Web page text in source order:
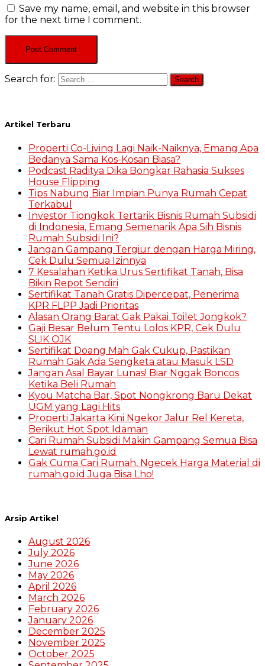
Save my name, email, and website in this browser
for the next time I comment.
Search for:
Artikel Terbaru
Properti Co-Living Lagi Naik-Naiknya, Emang Apa
Bedanya Sama Kos-Kosan Biasa?
Podcast Raditya Dika Bongkar Rahasia Sukses
House Flipping
Tips Nabung Biar Impian Punya Rumah Cepat
Terkabul
Investor Tiongkok Tertarik Bisnis Rumah Subsidi
di Indonesia, Emang Semenarik Apa Sih Bisnis
Rumah Subsidi Ini?
Jangan Gampang Tergiur dengan Harga Miring,
Cek Dulu Semua Izinnya
7 Kesalahan Ketika Urus Sertifikat Tanah, Bisa
Bikin Repot Sendiri
Sertifikat Tanah Gratis Dipercepat, Penerima
KPR FLPP Jadi Prioritas
Alasan Orang Barat Gak Pakai Toilet Jongkok?
Gaji Besar Belum Tentu Lolos KPR, Cek Dulu
SLIK OJK
Sertifikat Doang Mah Gak Cukup, Pastikan
Rumah Gak Ada Sengketa atau Masuk LSD
Jangan Asal Bayar Lunas! Biar Nggak Boncos
Ketika Beli Rumah
Kyou Matcha Bar, Spot Nongkrong Baru Dekat
UGM yang Lagi Hits
Properti Jakarta Kini Ngekor Jalur Rel Kereta,
Berikut Hot Spot Idaman
Cari Rumah Subsidi Makin Gampang Semua Bisa
Lewat rumah.go.id
Gak Cuma Cari Rumah, Ngecek Harga Material di
rumah.go.id Juga Bisa Lho!
Arsip Artikel
August 2026
July 2026
June 2026
May 2026
April 2026
March 2026
February 2026
January 2026
December 2025
November 2025
October 2025